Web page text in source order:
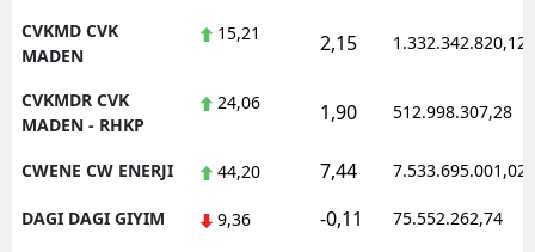
CVKMD CVK
MADEN
15,21 2,15 1.332.342.820,12
CVKMDR CVK
MADEN - RHKP
24,06 1,90 512.998.307,28
CWENE CW ENERJI 44,20 7,44 7.533.695.001,02
DAGI DAGI GIYIM 9,36 -0,11 75.552.262,74